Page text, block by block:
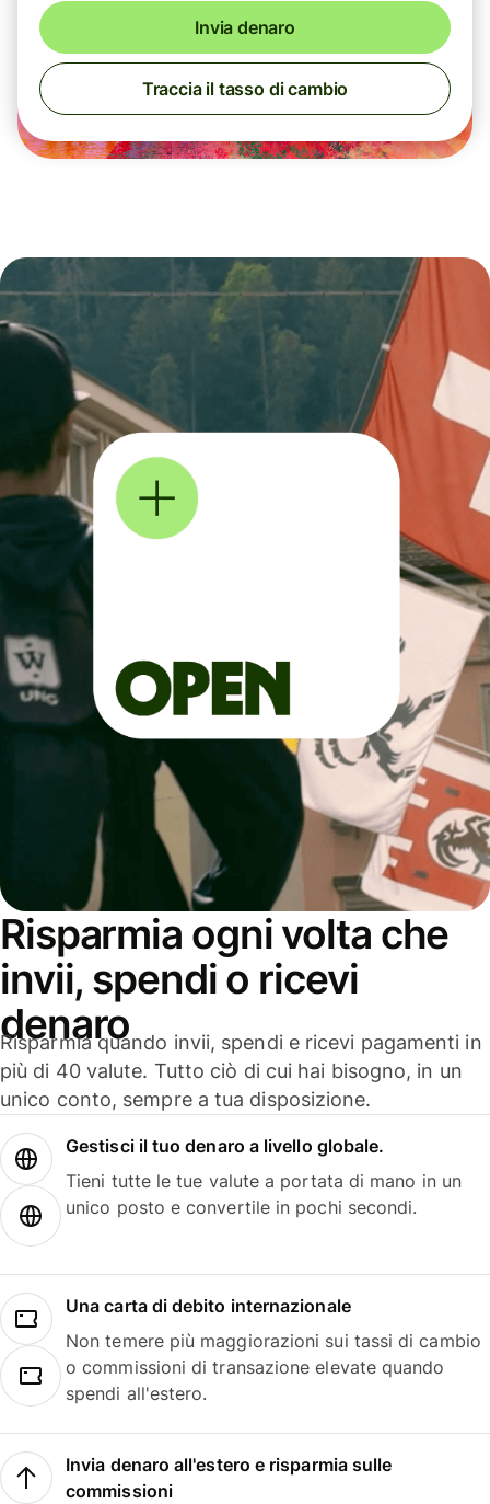
Invia denaro
Traccia il tasso di cambio
Risparmia ogni volta che
invii, spendi o ricevi
denaro
Risparmia quando invii, spendi e ricevi pagamenti in
più di 40 valute. Tutto ciò di cui hai bisogno, in un
unico conto, sempre a tua disposizione.
Gestisci il tuo denaro a livello globale.
Tieni tutte le tue valute a portata di mano in un
unico posto e convertile in pochi secondi.
Una carta di debito internazionale
Non temere più maggiorazioni sui tassi di cambio
o commissioni di transazione elevate quando
spendi all'estero.
Invia denaro all'estero e risparmia sulle
commissioni